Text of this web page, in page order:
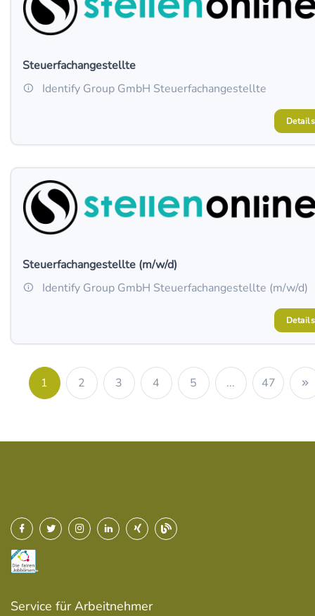
Steuerfachangestellte
Identify Group GmbH Steuerfachangestellte
Details
Steuerfachangestellte (m/w/d)
Identify Group GmbH Steuerfachangestellte (m/w/d)
Details
1 2 3 4 5 ... 47
Service für Arbeitnehmer